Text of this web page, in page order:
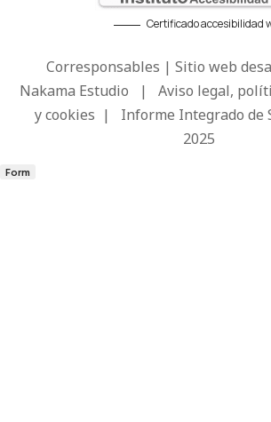
Certificado accesibilidad
Corresponsables | Sitio web
Nakama Estudio | Aviso legal,
y cookies | Informe Integrado de
2025
Form